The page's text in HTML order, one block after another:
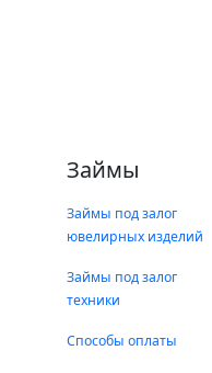
Займы
Займы под залог
ювелирных изделий
Займы под залог
техники
Способы оплаты